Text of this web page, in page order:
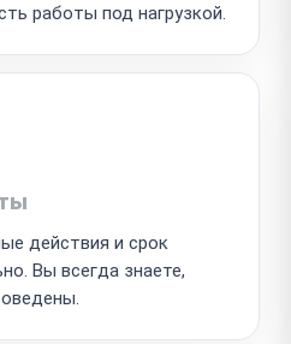
работы под нагрузкой.
действия и срок
Вы всегда знаете,